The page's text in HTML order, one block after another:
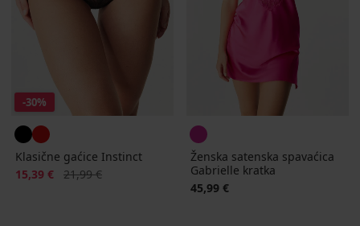
-30%
Klasične gaćice Instinct
Popust
15,39 € Prvobitna cijena
21,99 €
Ženska satenska spavaćica
Gabrielle kratka
45,99 €